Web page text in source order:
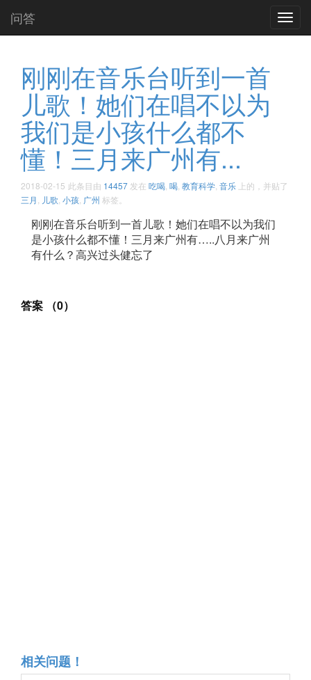
问答
刚刚在音乐台听到一首
儿歌！她们在唱不以为
我们是小孩什么都不
懂！三月来广州有...
2018-02-15 此条目由 14457 发在 吃喝 喝 教育科学 音乐 上的，并贴了
三月
儿歌 小孩 广州 标签。
刚刚在音乐台听到一首儿歌！她们在唱不以为我们
是小孩什么都不懂！三月来广州有…..八月来广州
有什么？高兴过头健忘了 ​​​​
答案 （0）
相关问题！